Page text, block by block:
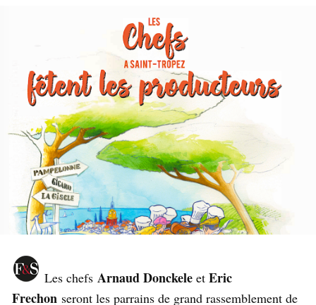
Les chefs Arnaud Donckele et Eric
Frechon seront les parrains de grand rassemblement de